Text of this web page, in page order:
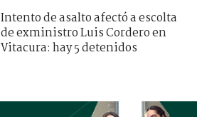
Intento de asalto afectó a escolta
de exministro Luis Cordero en
Vitacura: hay 5 detenidos